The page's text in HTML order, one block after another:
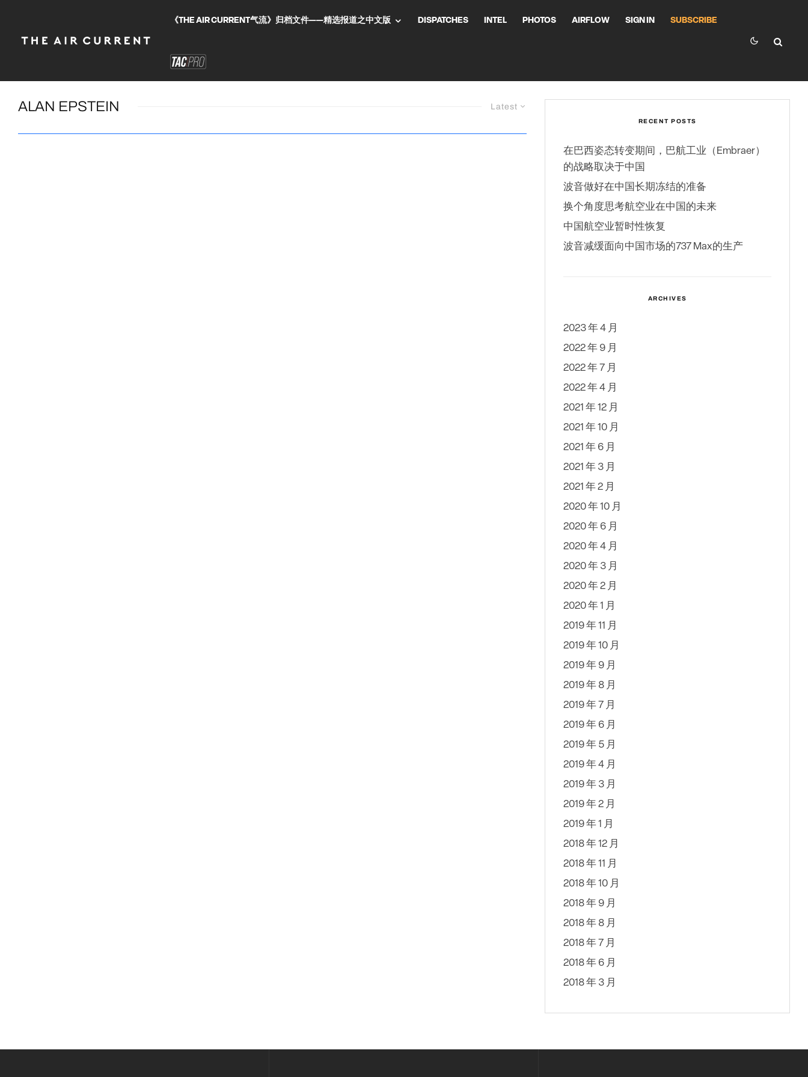
《THE AIR CURRENT气流》归档文件——精选报道之中文版 DISPATCHES INTEL PHOTOS AIRFLOW SIGN IN SUBSCRIBE
Latest
ALAN EPSTEIN
RECENT POSTS
在巴西姿态转变期间，巴航工业（Embraer）
的战略取决于中国
波音做好在中国长期冻结的准备
换个角度思考航空业在中国的未来
中国航空业暂时性恢复
波音减缓面向中国市场的737 Max的生产
ARCHIVES
2023 年 4 月
2022 年 9 月
2022 年 7 月
2022 年 4 月
2021 年 12 月
2021 年 10 月
2021 年 6 月
2021 年 3 月
2021 年 2 月
2020 年 10 月
2020 年 6 月
2020 年 4 月
2020 年 3 月
2020 年 2 月
2020 年 1 月
2019 年 11 月
2019 年 10 月
2019 年 9 月
2019 年 8 月
2019 年 7 月
2019 年 6 月
2019 年 5 月
2019 年 4 月
2019 年 3 月
2019 年 2 月
2019 年 1 月
2018 年 12 月
2018 年 11 月
2018 年 10 月
2018 年 9 月
2018 年 8 月
2018 年 7 月
2018 年 6 月
2018 年 3 月